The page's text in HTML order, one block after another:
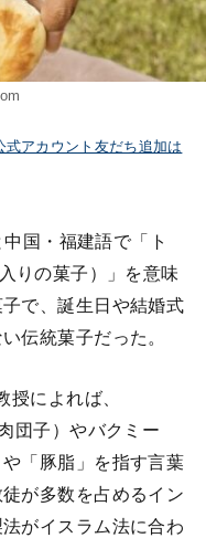
アカウント友だち追加は
国・福建語で「ト
りの菓子）」を意味
で、誕生日や結婚式
伝統菓子だった。
によれば、
団子）やバクミー
「豚脂」を指す言葉
が多数を占めるイン
がイスラム法に合わ